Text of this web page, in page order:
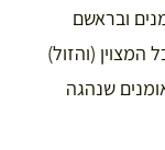
ובראשם
(והזול)
שנהגה